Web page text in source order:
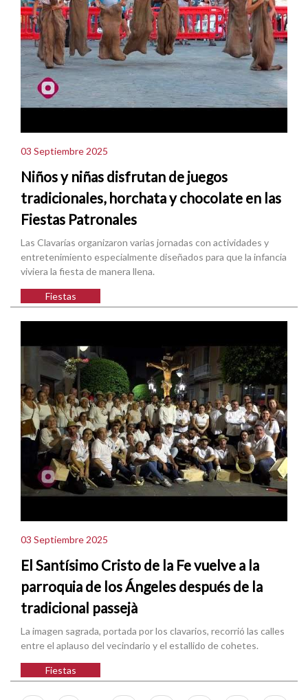
03 Septiembre 2025
Niños y niñas disfrutan de juegos
tradicionales, horchata y chocolate en las
Fiestas Patronales
Las Clavarías organizaron varias jornadas con actividades y
entretenimiento especialmente diseñados para que la infancia
viviera la fiesta de manera llena.
Fiestas
03 Septiembre 2025
El Santísimo Cristo de la Fe vuelve a la
parroquia de los Ángeles después de la
tradicional passejà
La imagen sagrada, portada por los clavarios, recorrió las calles
entre el aplauso del vecindario y el estallido de cohetes.
Fiestas